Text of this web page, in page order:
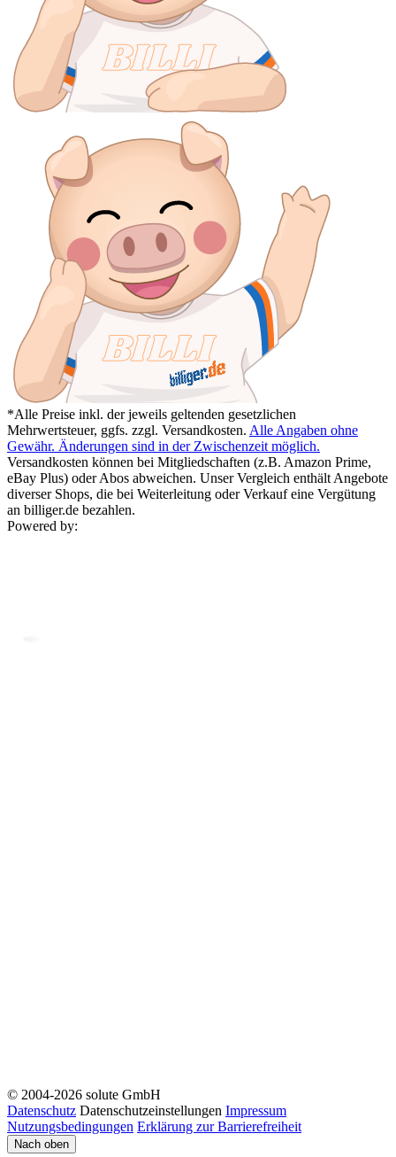
*Alle Preise inkl. der jeweils geltenden gesetzlichen
Mehrwertsteuer, ggfs. zzgl. Versandkosten. Alle Angaben ohne
Gewähr. Änderungen sind in der Zwischenzeit möglich.
Versandkosten können bei Mitgliedschaften (z.B. Amazon Prime,
eBay Plus) oder Abos abweichen. Unser Vergleich enthält Angebote
diverser Shops, die bei Weiterleitung oder Verkauf eine Vergütung
an billiger.de bezahlen.
Powered by:
© 2004-2026 solute GmbH
Datenschutz Datenschutzeinstellungen Impressum
Nutzungsbedingungen Erklärung zur Barrierefreiheit
Nach oben